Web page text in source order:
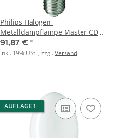
Philips Halogen-
Metalldampflampe Master CDM-
R Elite 70W 930 E27 PAR30L 30
91,87 € *
inkl. 19% USt. , zzgl.Versand
AUF LAGER